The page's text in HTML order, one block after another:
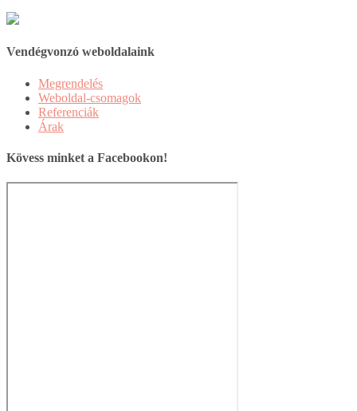
Vendégvonzó weboldalaink
Megrendelés
Weboldal-csomagok
Referenciák
Árak
Kövess minket a Facebookon!